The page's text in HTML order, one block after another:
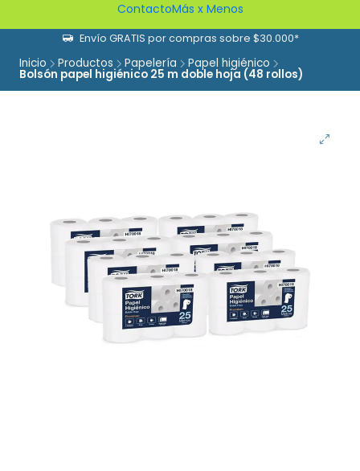
ContactoMás x Menos
Envío GRATIS por compras sobre $30.000*
Inicio Productos Papelería Papel higiénico
Bolsón papel higiénico 25 m doble hoja (48 rollos)